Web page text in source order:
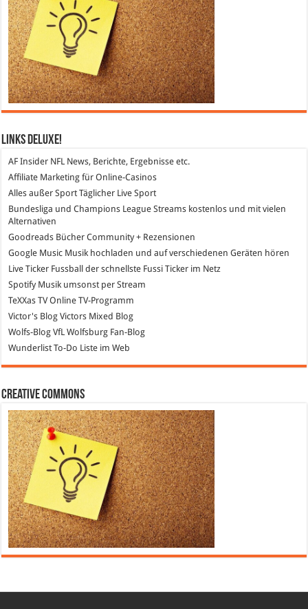
Links DeLuXe!
AF Insider NFL News, Berichte, Ergebnisse etc.
Affiliate Marketing für Online-Casinos
Alles außer Sport Täglicher Live Sport
Bundesliga und Champions League Streams kostenlos und mit vielen
Alternativen
Goodreads Bücher Community + Rezensionen
Google Music Musik hochladen und auf verschiedenen Geräten hören
Live Ticker Fussball
der schnellste Fussi Ticker im Netz
SpotifyMusik umsonst per Stream
TeXXas TVOnline TV-Programm
Victor's Blog Victors Mixed Blog
Wolfs-Blog VfL Wolfsburg Fan-Blog
Wunderlist To-Do Liste im Web
Creative Commons